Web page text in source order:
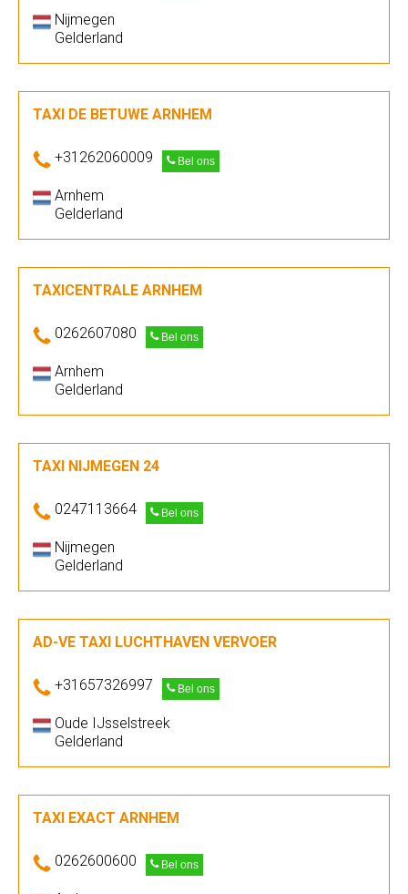
Nijmegen
Gelderland
TAXI DE BETUWE ARNHEM
+31262060009 Bel ons
Arnhem
Gelderland
TAXICENTRALE ARNHEM
0262607080 Bel ons
Arnhem
Gelderland
TAXI NIJMEGEN 24
0247113664 Bel ons
Nijmegen
Gelderland
AD-VE TAXI LUCHTHAVEN VERVOER
+31657326997 Bel ons
Oude IJsselstreek
Gelderland
TAXI EXACT ARNHEM
0262600600 Bel ons